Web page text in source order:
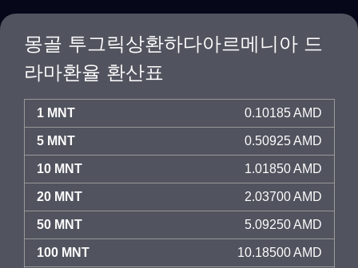
몽골 투그릭상환하다아르메니아 드
라마환율 환산표
1 MNT 0.10185 AMD
5 MNT 0.50925 AMD
10 MNT 1.01850 AMD
20 MNT 2.03700 AMD
50 MNT 5.09250 AMD
100 MNT 10.18500 AMD